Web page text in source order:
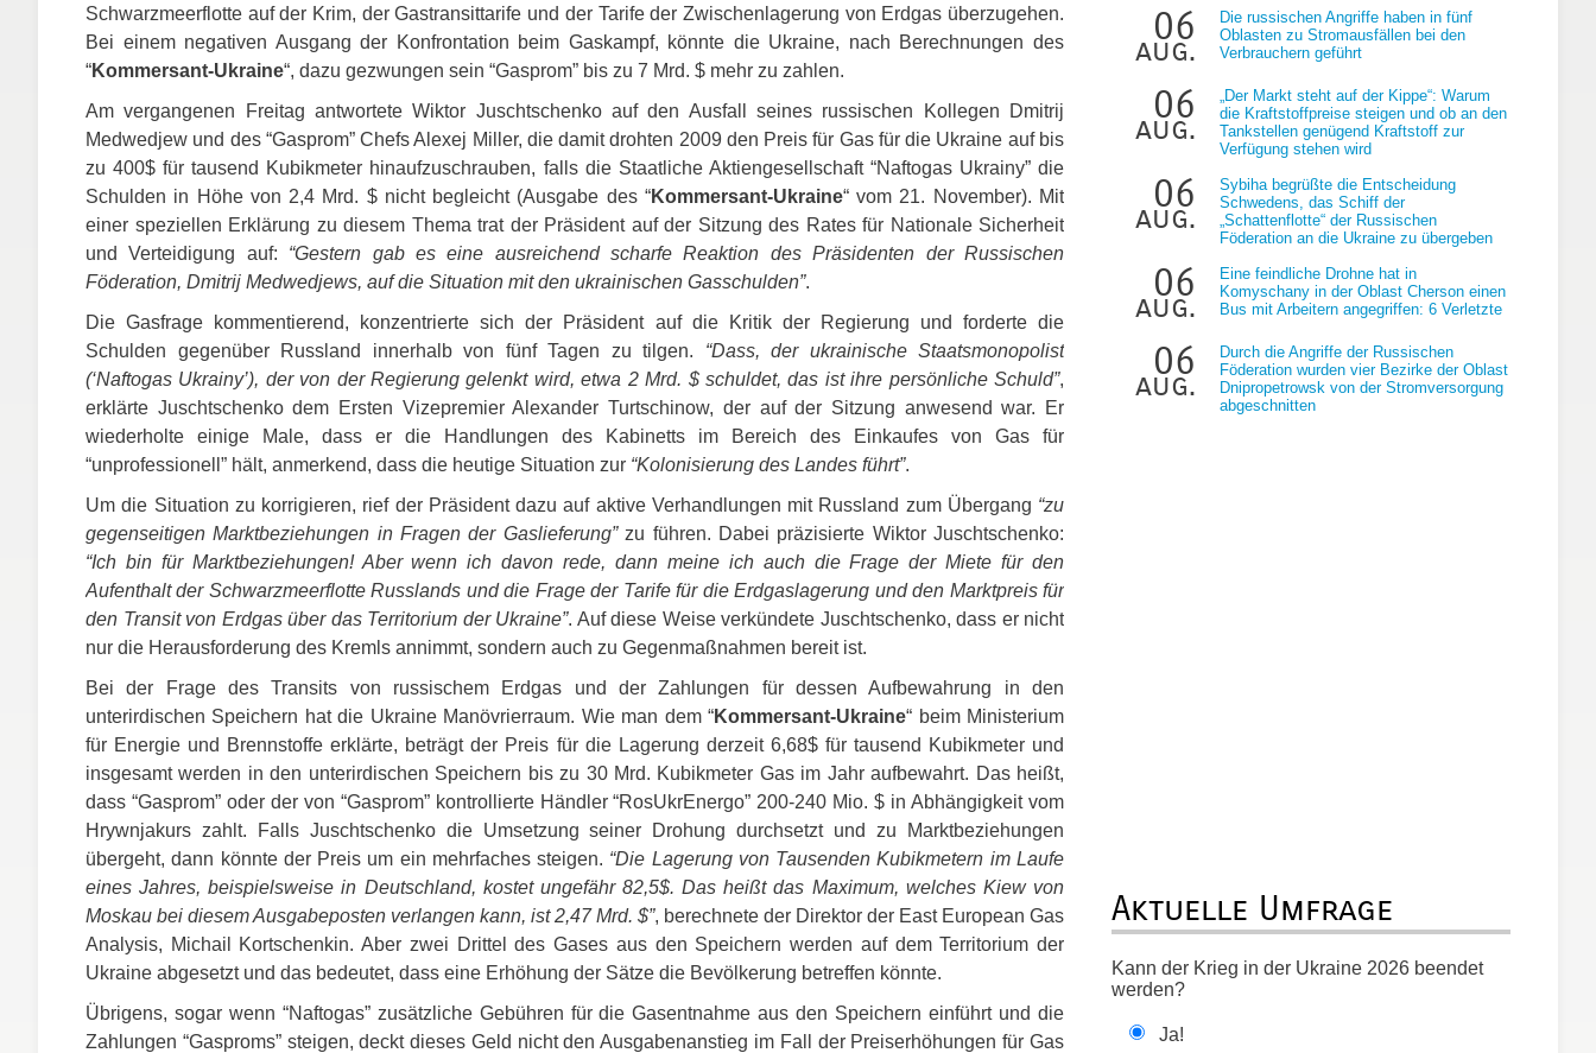
Schwarzmeerflotte auf der Krim, der Gastransittarife und der Tarife der Zwischenlagerung von Erdgas überzugehen.
Bei einem negativen Ausgang der Konfrontation beim Gaskampf, könnte die Ukraine, nach Berechnungen des
“Kommersant-Ukraine“, dazu gezwungen sein “Gasprom” bis zu 7 Mrd. $ mehr zu zahlen.
Am vergangenen Freitag antwortete Wiktor Juschtschenko auf den Ausfall seines russischen Kollegen Dmitrij
Medwedjew und des “Gasprom” Chefs Alexej Miller, die damit drohten 2009 den Preis für Gas für die Ukraine auf bis
zu 400$ für tausend Kubikmeter hinaufzuschrauben, falls die Staatliche Aktiengesellschaft “Naftogas Ukrainy” die
Schulden in Höhe von 2,4 Mrd. $ nicht begleicht (Ausgabe des “Kommersant-Ukraine“ vom 21. November). Mit
einer speziellen Erklärung zu diesem Thema trat der Präsident auf der Sitzung des Rates für Nationale Sicherheit
und Verteidigung auf: “Gestern gab es eine ausreichend scharfe Reaktion des Präsidenten der Russischen
Föderation, Dmitrij Medwedjews, auf die Situation mit den ukrainischen Gasschulden”.
Die Gasfrage kommentierend, konzentrierte sich der Präsident auf die Kritik der Regierung und forderte die
Schulden gegenüber Russland innerhalb von fünf Tagen zu tilgen. “Dass, der ukrainische Staatsmonopolist
(‘Naftogas Ukrainy’), der von der Regierung gelenkt wird, etwa 2 Mrd. $ schuldet, das ist ihre persönliche Schuld”,
erklärte Juschtschenko dem Ersten Vizepremier Alexander Turtschinow, der auf der Sitzung anwesend war. Er
wiederholte einige Male, dass er die Handlungen des Kabinetts im Bereich des Einkaufes von Gas für
“unprofessionell” hält, anmerkend, dass die heutige Situation zur “Kolonisierung des Landes führt”.
Um die Situation zu korrigieren, rief der Präsident dazu auf aktive Verhandlungen mit Russland zum Übergang “zu
gegenseitigen Marktbeziehungen in Fragen der Gaslieferung”zu führen. Dabei präzisierte Wiktor Juschtschenko:
“Ich bin für Marktbeziehungen! Aber wenn ich davon rede, dann meine ich auch die Frage der Miete für den
Aufenthalt der Schwarzmeerflotte Russlands und die Frage der Tarife für die Erdgaslagerung und den Marktpreis für
den Transit von Erdgas über das Territorium der Ukraine”. Auf diese Weise verkündete Juschtschenko, dass er nicht
nur die Herausforderung des Kremls annimmt, sondern auch zu Gegenmaßnahmen bereit ist.
Bei der Frage des Transits von russischem Erdgas und der Zahlungen für dessen Aufbewahrung in den
unterirdischen Speichern hat die Ukraine Manövrierraum. Wie man dem “Kommersant-Ukraine“ beim Ministerium
für Energie und Brennstoffe erklärte, beträgt der Preis für die Lagerung derzeit 6,68$ für tausend Kubikmeter und
insgesamt werden in den unterirdischen Speichern bis zu 30 Mrd. Kubikmeter Gas im Jahr aufbewahrt. Das heißt,
dass “Gasprom” oder der von “Gasprom” kontrollierte Händler “RosUkrEnergo” 200-240 Mio. $ in Abhängigkeit vom
Hrywnjakurs zahlt. Falls Juschtschenko die Umsetzung seiner Drohung durchsetzt und zu Marktbeziehungen
übergeht, dann könnte der Preis um ein mehrfaches steigen. “Die Lagerung von Tausenden Kubikmetern im Laufe
eines Jahres, beispielsweise in Deutschland, kostet ungefähr 82,5$. Das heißt das Maximum, welches Kiew von
Moskau bei diesem Ausgabeposten verlangen kann, ist 2,47 Mrd. $”, berechnete der Direktor der East European Gas
Analysis, Michail Kortschenkin. Aber zwei Drittel des Gases aus den Speichern werden auf dem Territorium der
Ukraine abgesetzt und das bedeutet, dass eine Erhöhung der Sätze die Bevölkerung betreffen könnte.
Übrigens, sogar wenn “Naftogas” zusätzliche Gebühren für die Gasentnahme aus den Speichern einführt und die
Zahlungen “Gasproms” steigen, deckt dieses Geld nicht den Ausgabenanstieg im Fall der Preiserhöhungen für Gas
06
aug.
Die russischen Angriffe haben in fünf
Oblasten zu Stromausfällen bei den
Verbrauchern geführt
06
aug.
„Der Markt steht auf der Kippe“: Warum
die Kraftstoffpreise steigen und ob an den
Tankstellen genügend Kraftstoff zur
Verfügung stehen wird
06
aug.
Sybiha begrüßte die Entscheidung
Schwedens, das Schiff der
„Schattenflotte“ der Russischen
Föderation an die Ukraine zu übergeben
06
aug.
Eine feindliche Drohne hat in
Komyschany in der Oblast Cherson einen
Bus mit Arbeitern angegriffen: 6 Verletzte
06
aug.
Durch die Angriffe der Russischen
Föderation wurden vier Bezirke der Oblast
Dnipropetrowsk von der Stromversorgung
abgeschnitten
Aktuelle Umfrage
Kann der Krieg in der Ukraine 2026 beendet
werden?
Ja!